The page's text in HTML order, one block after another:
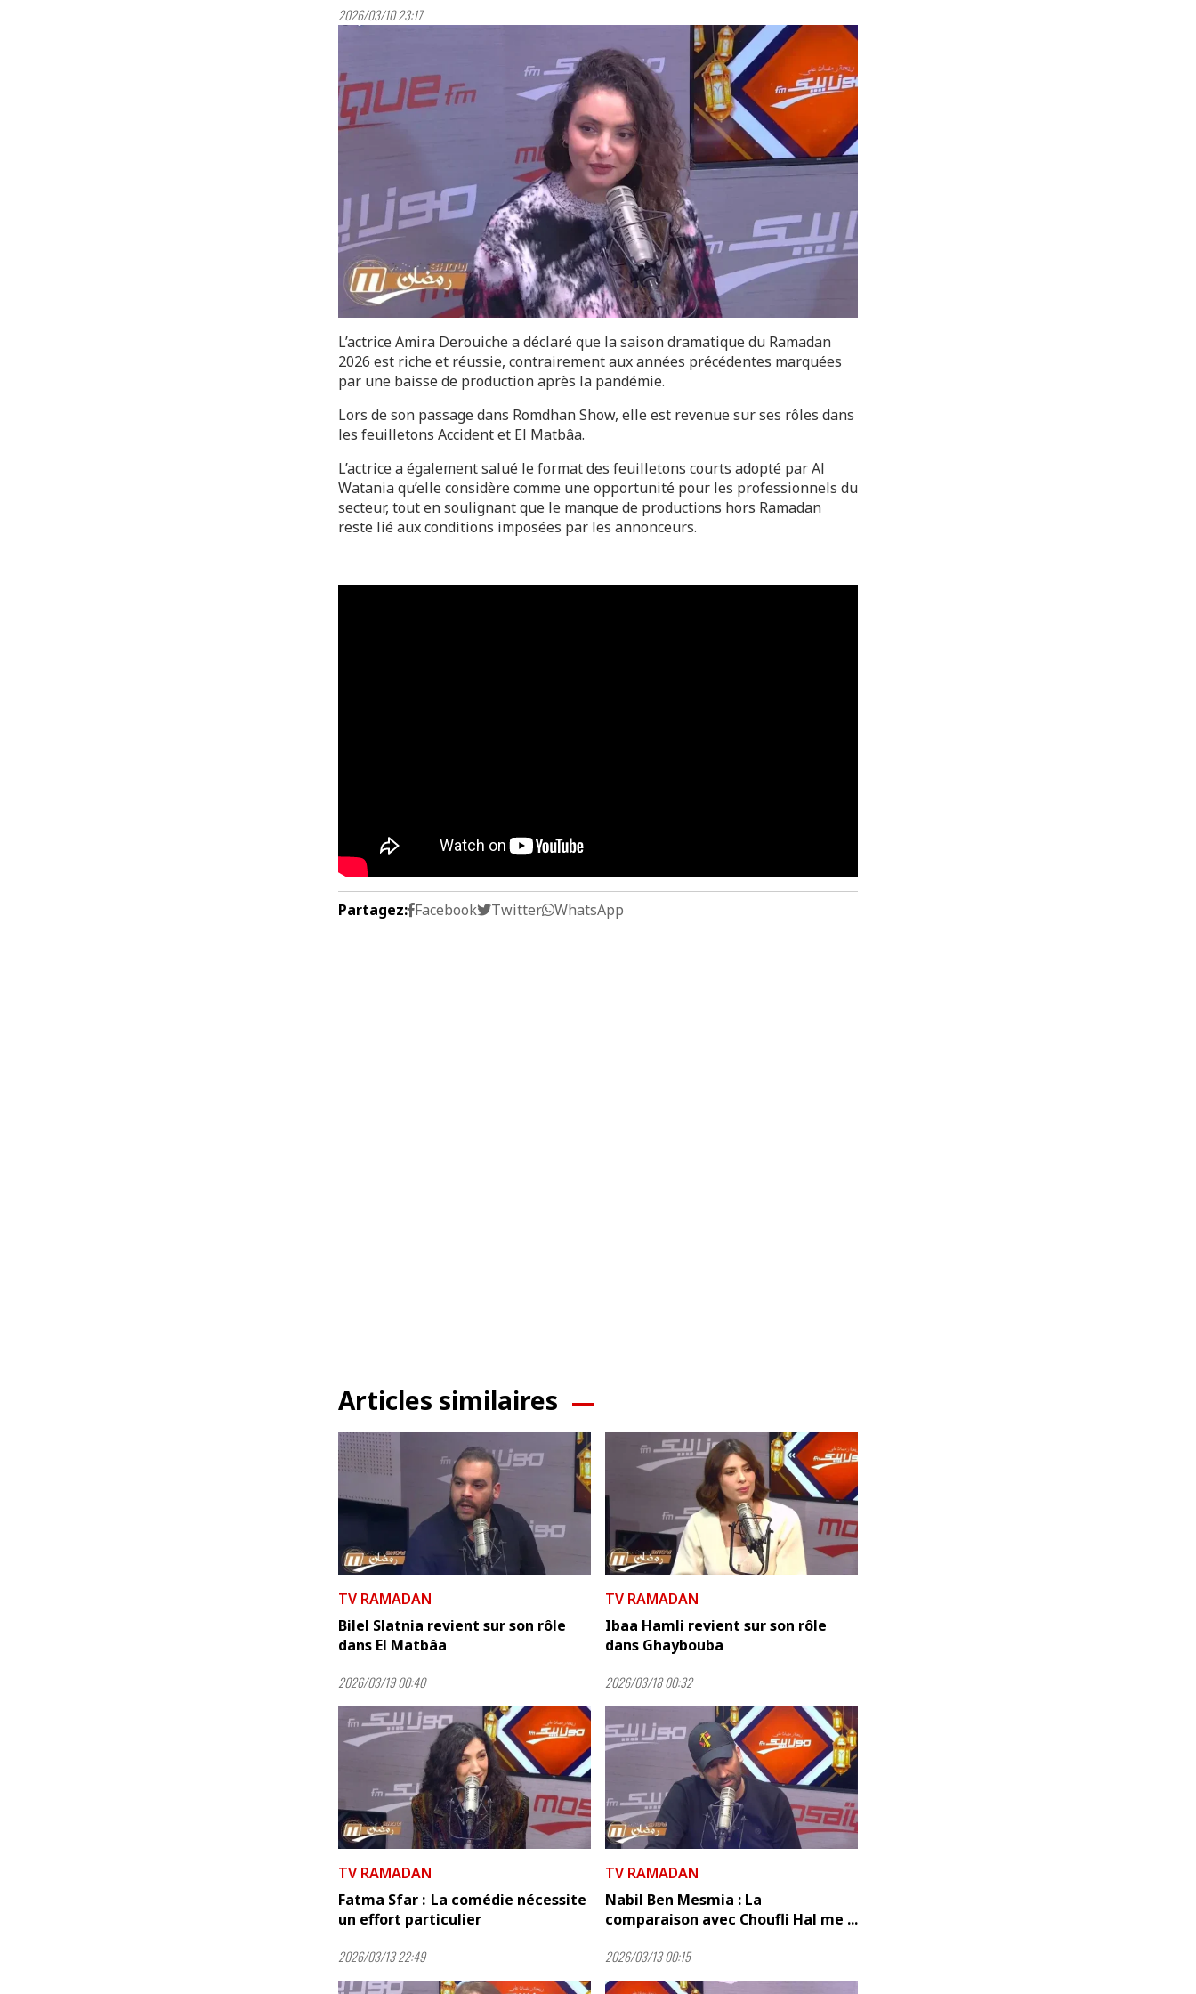
2026/03/10 23:17
L’actrice Amira Derouiche a déclaré que la saison dramatique du Ramadan
2026 est riche et réussie, contrairement aux années précédentes marquées
par une baisse de production après la pandémie.
Lors de son passage dans Romdhan Show, elle est revenue sur ses rôles dans
les feuilletons Accident et El Matbâa.
L’actrice a également salué le format des feuilletons courts adopté par Al
Watania qu’elle considère comme une opportunité pour les professionnels du
secteur, tout en soulignant que le manque de productions hors Ramadan
reste lié aux conditions imposées par les annonceurs.
Partagez: Facebook Twitter WhatsApp
Articles similaires
TV RAMADAN
Bilel Slatnia revient sur son rôle
dans El Matbâa
2026/03/19 00:40
TV RAMADAN
Ibaa Hamli revient sur son rôle
dans Ghaybouba
2026/03/18 00:32
TV RAMADAN
Fatma Sfar : La comédie nécessite
un effort particulier
2026/03/13 22:49
TV RAMADAN
Nabil Ben Mesmia : La
comparaison avec Choufli Hal me ...
2026/03/13 00:15